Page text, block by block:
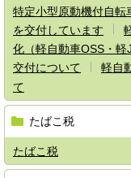
特定小型原動機付自転
を交付しています
化（軽自動車OSS・軽
交付について
軽自
て
たばこ税
たばこ税